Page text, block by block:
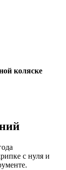
коляске
с нуля и